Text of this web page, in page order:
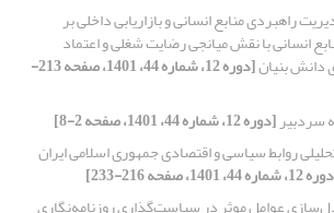
راهبردی منابع انسانی و بازاریابی داخلی بر
انسانی با نقش میانجی رضایت شغلی و اعتماد
بنیان [دوره 12، شماره 44، 1401، صفحه 213-
سردبیر[دوره 12، شماره 44، 1401، صفحه 2-8]
روابط سیاسی و اقتصادی جمهوری اسلامی ایران
44، 1401، صفحه 216-233]
عوامل موثر در سیاست‌گذاری روزنامه‌نگاری